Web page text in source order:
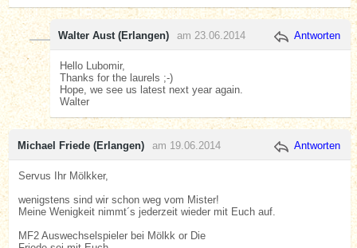
Walter Aust (Erlangen) am 23.06.2014 Antworten
Hello Lubomir,
Thanks for the laurels ;-)
Hope, we see us latest next year again.
Walter
Michael Friede (Erlangen) am 19.06.2014 Antworten
Servus Ihr Mölkker,
wenigstens sind wir schon weg vom Mister!
Meine Wenigkeit nimmt´s jederzeit wieder mit Euch auf.
MF2 Auswechselspieler bei Mölkk or Die